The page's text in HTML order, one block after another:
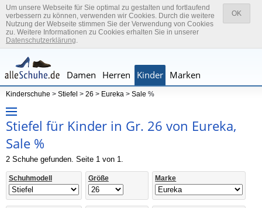
OK
Um unsere Webseite für Sie optimal zu gestalten und fortlaufend
verbessern zu können, verwenden wir Cookies. Durch die weitere
Nutzung der Webseite stimmen Sie der Verwendung von Cookies
zu. Weitere Informationen zu Cookies erhalten Sie in unserer
Datenschutzerklärung.
Damen Herren Kinder Marken
Kinderschuhe > Stiefel > 26 > Eureka > Sale %
Stiefel für Kinder in Gr. 26 von Eureka,
Sale %
2 Schuhe gefunden. Seite 1 von 1.
Schuhmodell Größe Marke